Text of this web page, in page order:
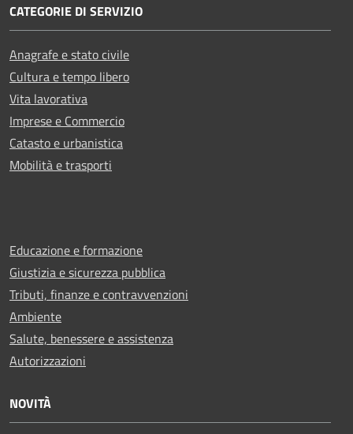
CATEGORIE DI SERVIZIO
Anagrafe e stato civile
Cultura e tempo libero
Vita lavorativa
Imprese e Commercio
Catasto e urbanistica
Mobilità e trasporti
Educazione e formazione
Giustizia e sicurezza pubblica
Tributi, finanze e contravvenzioni
Ambiente
Salute, benessere e assistenza
Autorizzazioni
NOVITÀ